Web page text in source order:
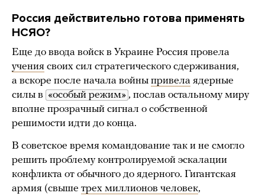
Россия действительно готова применять
НСЯО?
Еще до ввода войск в Украине Россия провела
учения своих сил стратегического сдерживания,
а вскоре после начала войны привела ядерные
силы в «особый режим» , послав остальному миру
вполне прозрачный сигнал о собственной
решимости идти до конца.
В советское время командование так и не смогло
решить проблему контролируемой эскалации
конфликта от обычного до ядерного. Гигантская
армия (свыше трех миллионов человек,